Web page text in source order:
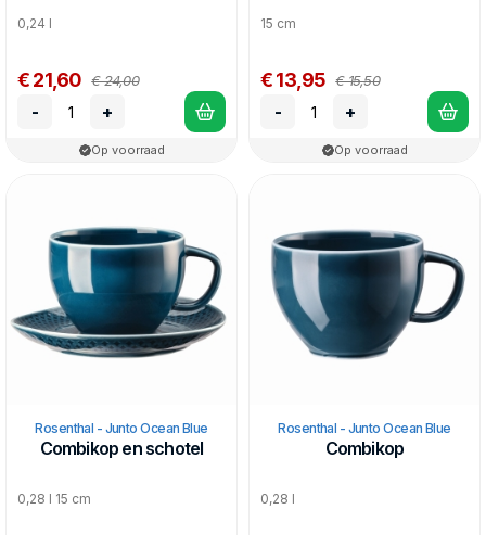
0,24 l
€ 21,60 € 24,00
- +
Op voorraad
15 cm
€ 13,95 € 15,50
- +
Op voorraad
Rosenthal - Junto Ocean Blue
Combikop en schotel
0,28 l 15 cm
Rosenthal - Junto Ocean Blue
Combikop
0,28 l